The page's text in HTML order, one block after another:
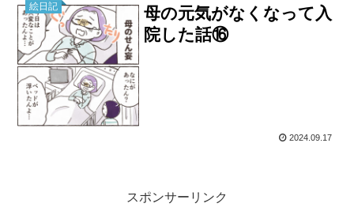
絵日記
母の元気がなくなって入
院した話⑯
2024.09.17
スポンサーリンク